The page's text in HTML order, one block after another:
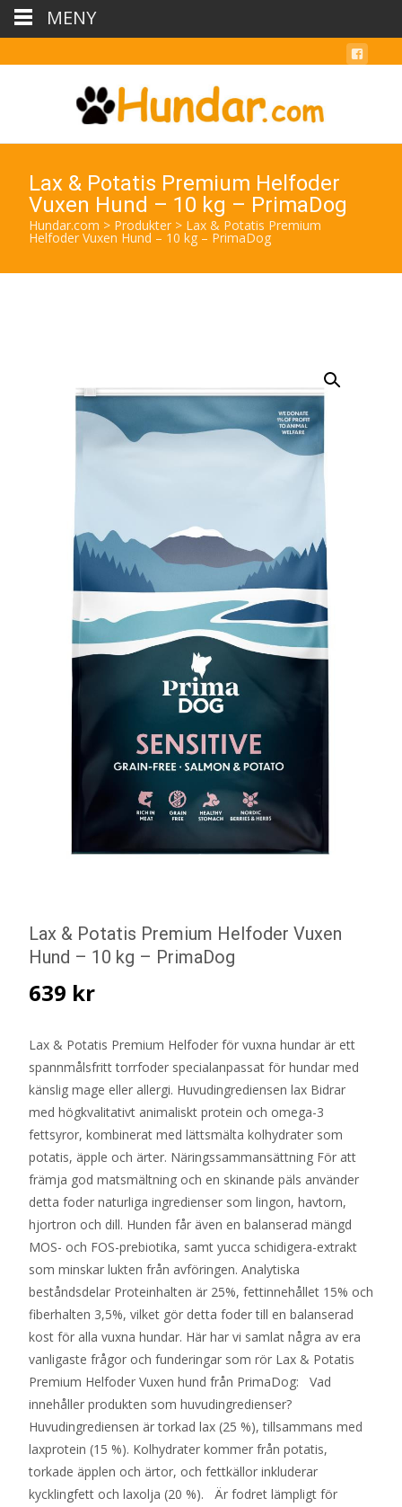
Lax & Potatis Premium Helfoder
Vuxen Hund – 10 kg – PrimaDog
Hundar.com > Produkter > Lax & Potatis Premium
Helfoder Vuxen Hund – 10 kg – PrimaDog
Lax & Potatis Premium Helfoder Vuxen
Hund – 10 kg – PrimaDog
639 kr
Lax & Potatis Premium Helfoder för vuxna hundar är ett
spannmålsfritt torrfoder specialanpassat för hundar med
känslig mage eller allergi. Huvudingrediensen lax Bidrar
med högkvalitativt animaliskt protein och omega-3
fettsyror, kombinerat med lättsmälta kolhydrater som
potatis, äpple och ärter. Näringssammansättning För att
främja god matsmältning och en skinande päls använder
detta foder naturliga ingredienser som lingon, havtorn,
hjortron och dill. Hunden får även en balanserad mängd
MOS- och FOS-prebiotika, samt yucca schidigera-extrakt
som minskar lukten från avföringen. Analytiska
beståndsdelar Proteinhalten är 25%, fettinnehållet 15% och
fiberhalten 3,5%, vilket gör detta foder till en balanserad
kost för alla vuxna hundar. Här har vi samlat några av era
vanligaste frågor och funderingar som rör Lax & Potatis
Premium Helfoder Vuxen hund från PrimaDog: Vad
innehåller produkten som huvudingredienser?
Huvudingrediensen är torkad lax (25 %), tillsammans med
laxprotein (15 %). Kolhydrater kommer från potatis,
torkade äpplen och ärtor, och fettkällor inkluderar
kycklingfett och laxolja (20 %). Är fodret lämpligt för
MENY